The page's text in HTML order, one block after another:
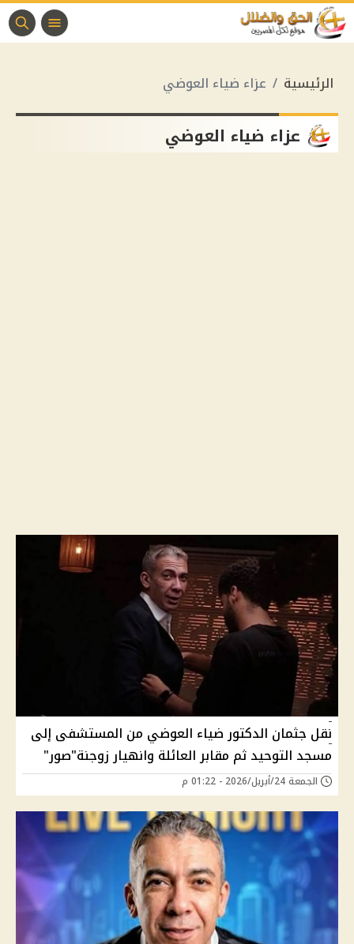
الرئيسية عزاء ضياء العوضي
عزاء ضياء العوضي
نقل جثمان الدكتور ضياء العوضي من المستشفى إلى
مسجد التوحيد ثم مقابر العائلة وانهيار زوجنة"صور"
الجمعة 24/أبريل/2026 - 01:22 م